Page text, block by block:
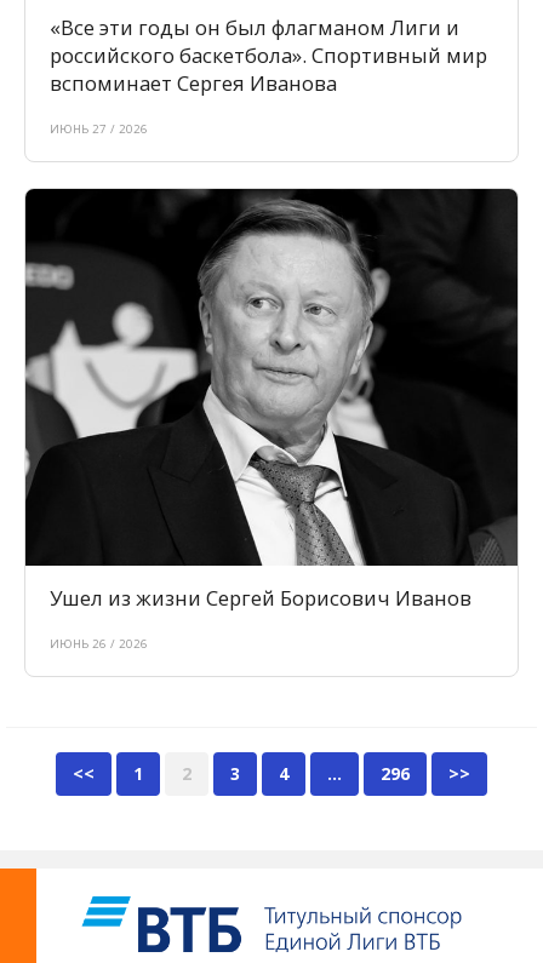
«Все эти годы он был флагманом Лиги и
российского баскетбола». Спортивный мир
вспоминает Сергея Иванова
ИЮНЬ 27 / 2026
Ушел из жизни Сергей Борисович Иванов
ИЮНЬ 26 / 2026
<< 1 2 3 4 … 296 >>